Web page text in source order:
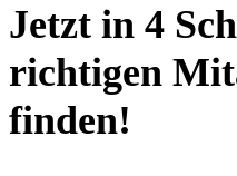
Jetzt in 4
richtigen
finden!